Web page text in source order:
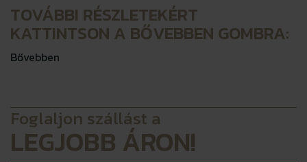
TOVÁBBI RÉSZLETEKÉRT
KATTINTSON A BŐVEBBEN GOMBRA:
Bővebben
Foglaljon szállást a
LEGJOBB ÁRON!